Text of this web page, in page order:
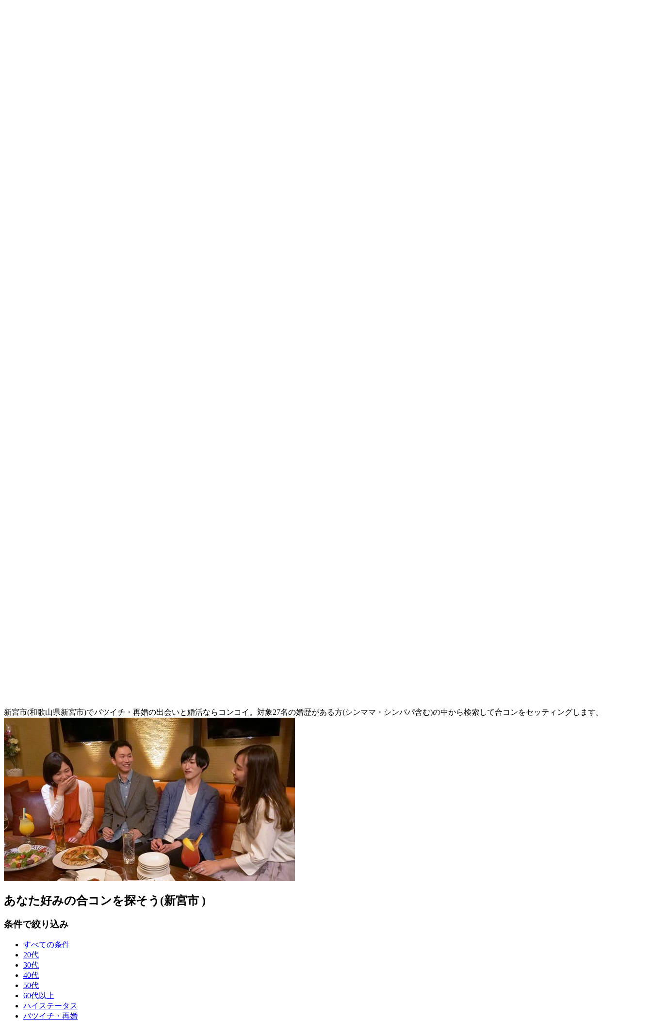
新宮市(和歌山県新宮市)でバツイチ・再婚の出会いと婚活ならコンコイ。対象27名の婚歴がある方(シンママ・シンパパ含む)の中から検索して合コンをセッティングします。
あなた好みの合コンを探そう(新宮市 )
条件で絞り込み
すべての条件
20代
30代
40代
50代
60代以上
ハイステータス
バツイチ・再婚